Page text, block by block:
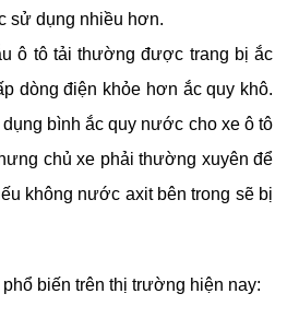
sử dụng nhiều hơn.
ô tô tải thường được trang bị ắc
dòng điện khỏe hơn ắc quy khô.
bình ắc quy nước cho xe ô tô
chủ xe phải thường xuyên để
không nước axit bên trong sẽ bị
biến trên thị trường hiện nay: